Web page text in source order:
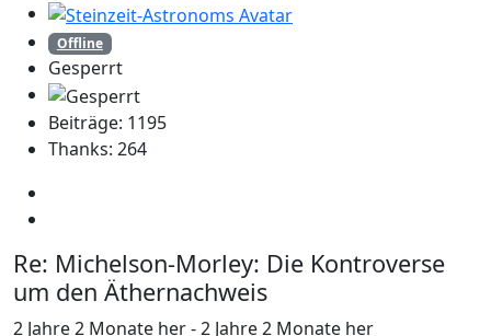
Offline
Gesperrt
Beiträge: 1195
Thanks: 264
Re: Michelson-Morley: Die Kontroverse
um den Äthernachweis
2 Jahre 2 Monate her-2 Jahre 2 Monate her